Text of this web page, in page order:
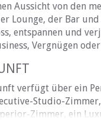
Aussicht von den
Lounge, der Bar
entspannen und
Vergnügen
verfügt über ein
Studio-
Zimmer, ein
und Zwei-